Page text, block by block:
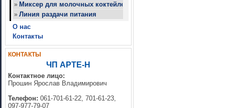
» Миксер для молочных коктейлей
» Линия раздачи питания
О нас
Контакты
КОНТАКТЫ
ЧП АРТЕ-Н
Контактное лицо:
Прошин Ярослав Владимирович
Телефон: 061-701-61-22, 701-61-23,
097-977-79-07